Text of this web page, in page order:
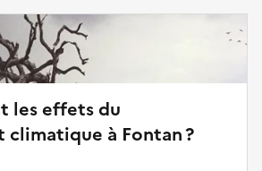
les effets du
climatique à Fontan ?